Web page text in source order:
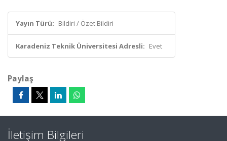
Yayın Türü: Bildiri / Özet Bildiri
Karadeniz Teknik Üniversitesi Adresli: Evet
Paylaş
İletişim Bilgileri